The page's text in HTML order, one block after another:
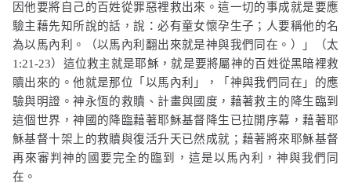
因他要將自己的百姓從罪惡裡救出來。這一切的事成就是要應
驗主藉先知所說的話，說：必有童女懷孕生子；人要稱他的名
為以馬內利。（以馬內利翻出來就是神與我們同在。）」
（太
1:21-23）這位救主就是耶穌，就是要將屬神的百姓從黑暗裡救
贖出來的。他就是那位「以馬內利」，「神與我們同在」的應
驗與明證。神永恆的救贖、計畫與國度，藉著救主的降生臨到
這個世界，神國的降臨藉著耶穌基督降生已拉開序幕，藉著耶
穌基督十架上的救贖與復活升天已然成就；藉著將來耶穌基督
再來審判神的國要完全的臨到，這是以馬內利，神與我們同
在。